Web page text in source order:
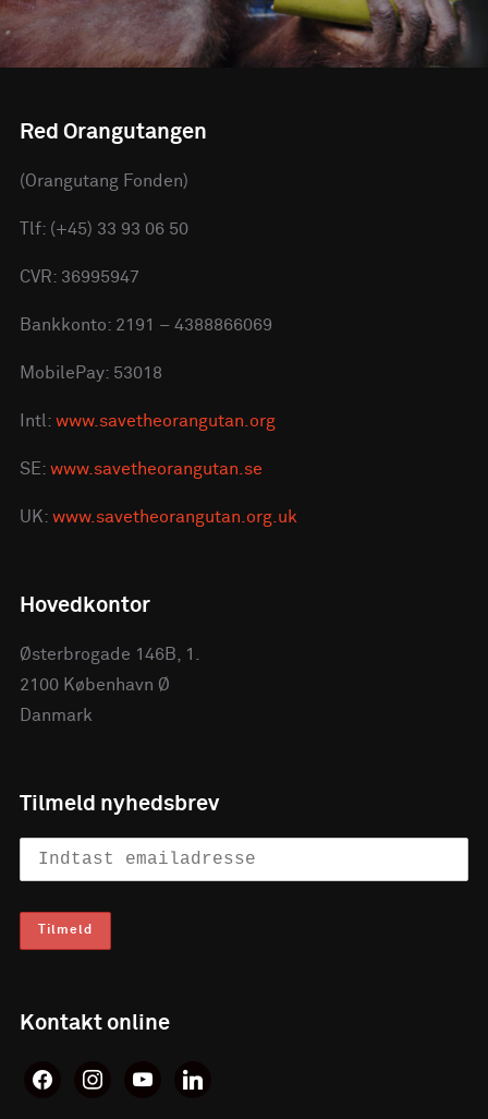
Red Orangutangen
(Orangutang Fonden)
Tlf: (+45) 33 93 06 50
CVR: 36995947
Bankkonto: 2191 – 4388866069
MobilePay: 53018
Intl: www.savetheorangutan.org
SE: www.savetheorangutan.se
UK: www.savetheorangutan.org.uk
Hovedkontor
Østerbrogade 146B, 1.
2100 København Ø
Danmark
Tilmeld nyhedsbrev
Kontakt online
facebookinstagramyoutubelinkedin